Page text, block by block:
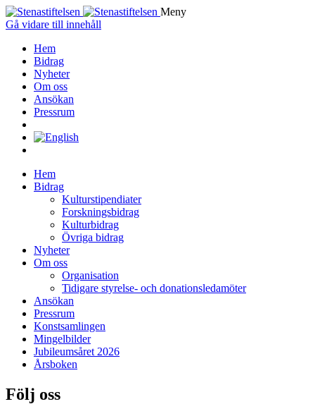
Meny
Gå vidare till innehåll
Hem
Bidrag
Nyheter
Om oss
Ansökan
Pressrum
Hem
Bidrag
Kulturstipendiater
Forskningsbidrag
Kulturbidrag
Övriga bidrag
Nyheter
Om oss
Organisation
Tidigare styrelse- och donationsledamöter
Ansökan
Pressrum
Konstsamlingen
Mingelbilder
Jubileumsåret 2026
Årsboken
Följ oss